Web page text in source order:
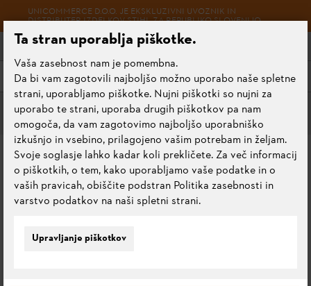
UNICOMMERCE D.O.O. JE EKSKLUZIVNI UVOZNIK IN
DISTRIBUTER IZDELKOV STIHL ZA REPUBLIKO SLOVENIJO.
Meni
Rezalni seti
SET REZALNE GARNITURE
6
Upravljanje piškotkov
Ta stran uporablja piškotke.
Vaša zasebnost nam je pomembna.
Da bi vam zagotovili najboljšo možno uporabo naše spletne
strani, uporabljamo piškotke. Nujni piškotki so nujni za
uporabo te strani, uporaba drugih piškotkov pa nam
omogoča, da vam zagotovimo najboljšo uporabniško
izkušnjo in vsebino, prilagojeno vašim potrebam in željam.
Svoje soglasje lahko kadar koli prekličete. Za več informacij
o piškotkih, o tem, kako uporabljamo vaše podatke in o
vaših pravicah, obiščite podstran Politika zasebnosti in
varstvo podatkov na naši spletni strani.